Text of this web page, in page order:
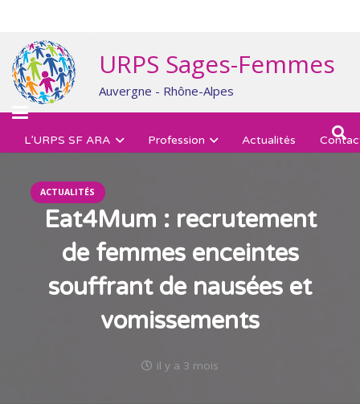
URPS Sages-Femmes
Auvergne - Rhône-Alpes
L’URPS SF ARA Profession Actualités
ACTUALITÉS
Eat4Mum : recrutement
de femmes enceintes
souffrant de nausées et
vomissements
il y a 3 mois